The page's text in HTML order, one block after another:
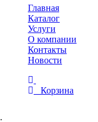
Главная
Каталог
Услуги
О компании
Контакты
Новости
Корзина